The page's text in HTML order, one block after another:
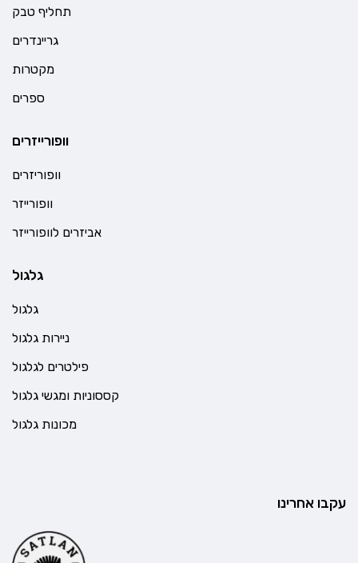
תחליף טבק
גריינדרים
מקטרות
ספרים
וופורייזרים
וופוריזרים
וופורייזר
אביזרים לוופורייזר
גלגול
גלגול
ניירות גלגול
פילטרים לגלגול
קססוניות ומגשי גלגול
מכונות גלגול
עקבו אחרינו